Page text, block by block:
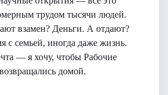
трудом тысячи людей.
взамен? Деньги. А отдают?
с семьей, иногда даже жизнь.
— я хочу, чтобы Рабочие
домой.